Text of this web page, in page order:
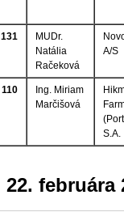
131
MUDr.
Natália
Račeková
A/S
110
Ing. Miriam
Marčišová
S.A.
22. februára